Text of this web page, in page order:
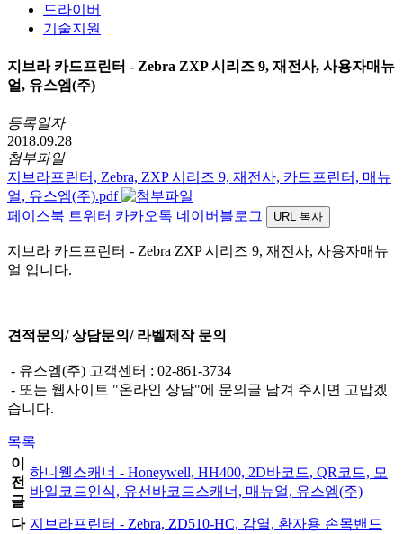
드라이버
기술지원
지브라 카드프린터 - Zebra ZXP 시리즈 9, 재전사, 사용자매뉴
얼, 유스엠(주)
등록일자
2018.09.28
첨부파일
지브라프린터, Zebra, ZXP 시리즈 9, 재전사, 카드프린터, 매뉴
얼, 유스엠(주).pdf
페이스북 트위터 카카오톡 네이버블로그 URL 복사
지브라 카드프린터 - Zebra ZXP 시리즈 9, 재전사, 사용자매뉴
얼 입니다.
견적문의/ 상담문의/ 라벨제작 문의
- 유스엠(주) 고객센터 : 02-861-3734
- 또는 웹사이트 "온라인 상담"에 문의글 남겨 주시면 고맙겠
습니다.
목록
이
전
글
하니웰스캐너 - Honeywell, HH400, 2D바코드, QR코드, 모
바일코드인식, 유선바코드스캐너, 매뉴얼, 유스엠(주)
다 지브라프린터 - Zebra, ZD510-HC, 감열, 환자용 손목밴드